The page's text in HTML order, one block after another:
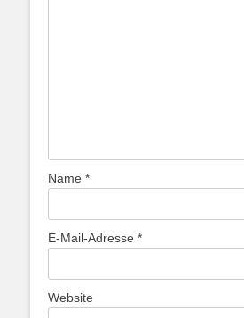
Name *
E-Mail-Adresse *
Website